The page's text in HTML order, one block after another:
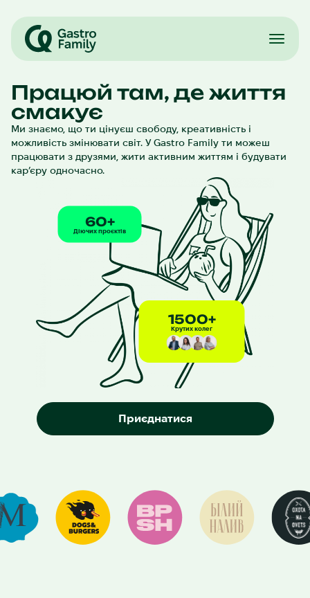
Партнерство
Франшизи
Команда
Працюй там, де життя
смакує
Ми знаємо, що ти цінуєш свободу, креативність і
можливість змінювати світ. У Gastro Family ти можеш
працювати з друзями, жити активним життям і будувати
кар’єру одночасно.
60+
Діючих проєктів
1500+
Крутих колег
Приєднатися